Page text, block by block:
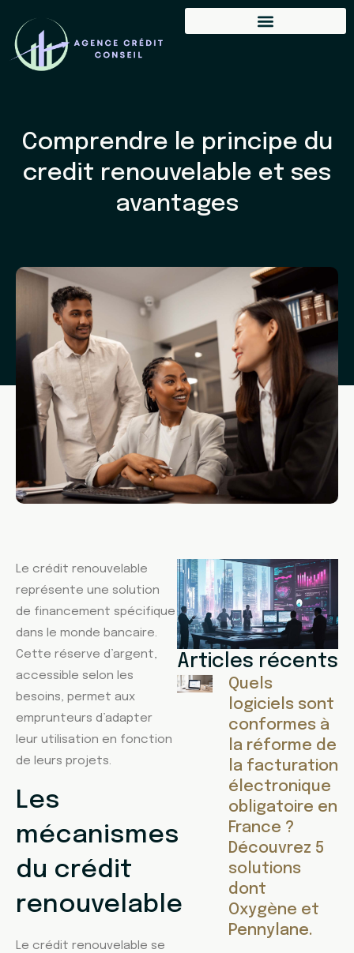
Comprendre le principe du
credit renouvelable et ses
avantages
Le crédit renouvelable
représente une solution
de financement spécifique
dans le monde bancaire.
Cette réserve d’argent,
accessible selon les
besoins, permet aux
emprunteurs d’adapter
leur utilisation en fonction
de leurs projets.
Les
mécanismes
du crédit
renouvelable
Le crédit renouvelable se
Articles récents
Quels
logiciels sont
conformes à
la réforme de
la facturation
électronique
obligatoire en
France ?
Découvrez 5
solutions
dont
Oxygène et
Pennylane.